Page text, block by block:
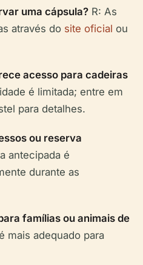
uma cápsula? R: As
através do site oficial ou
acesso para cadeiras
é limitada; entre em
para detalhes.
ou reserva
antecipada é
durante as
famílias ou animais de
mais adequado para